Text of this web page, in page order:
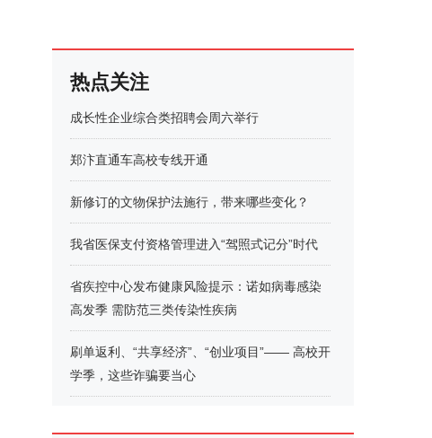
热点关注
成长性企业综合类招聘会周六举行
郑汴直通车高校专线开通
新修订的文物保护法施行，带来哪些变化？
我省医保支付资格管理进入“驾照式记分”时代
省疾控中心发布健康风险提示：诺如病毒感染
高发季 需防范三类传染性疾病
刷单返利、“共享经济”、“创业项目”—— 高校开
学季，这些诈骗要当心